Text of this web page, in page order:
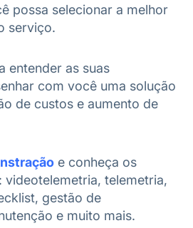
possa selecionar a melhor
serviço.
entender as suas
com você uma solução
de custos e aumento de
e conheça os
videotelemetria, telemetria,
gestão de
e muito mais.